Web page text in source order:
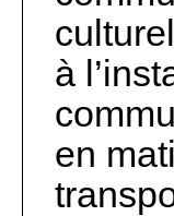
à
en